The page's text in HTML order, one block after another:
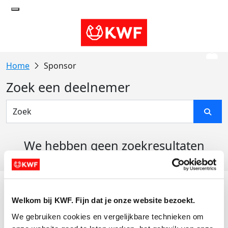
Welkom bij KWF. Fijn dat je onze website bezoekt.
We gebruiken cookies en vergelijkbare technieken om
Sponsor
Zoek een deelnemer
We hebben geen zoekresultaten
Actiematerialen
Evenementen